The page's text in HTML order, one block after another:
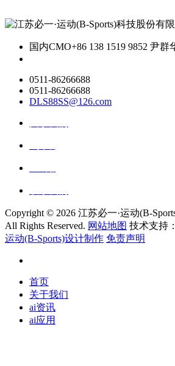
国内CMO+86 138 1519 9852 尹群
0511-86266688
0511-86266688
DLS88SS@126.com
Copyright © 2026 江苏必一·运动(B-
All Rights Reserved. 网站地图 技术支持：
运动(B-Sports)设计制作 免责声明
首页
关于我们
ai资讯
ai应用